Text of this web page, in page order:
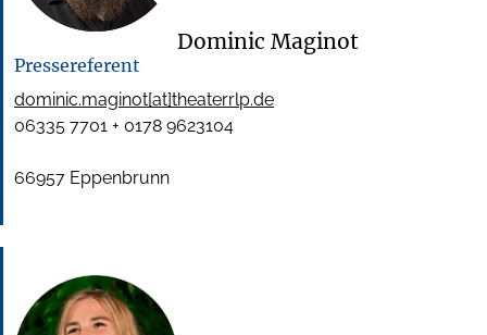
Dominic Maginot
Pressereferent
dominic.maginot[at]theaterrlp.de
06335 7701 + 0178 9623104
66957 Eppenbrunn